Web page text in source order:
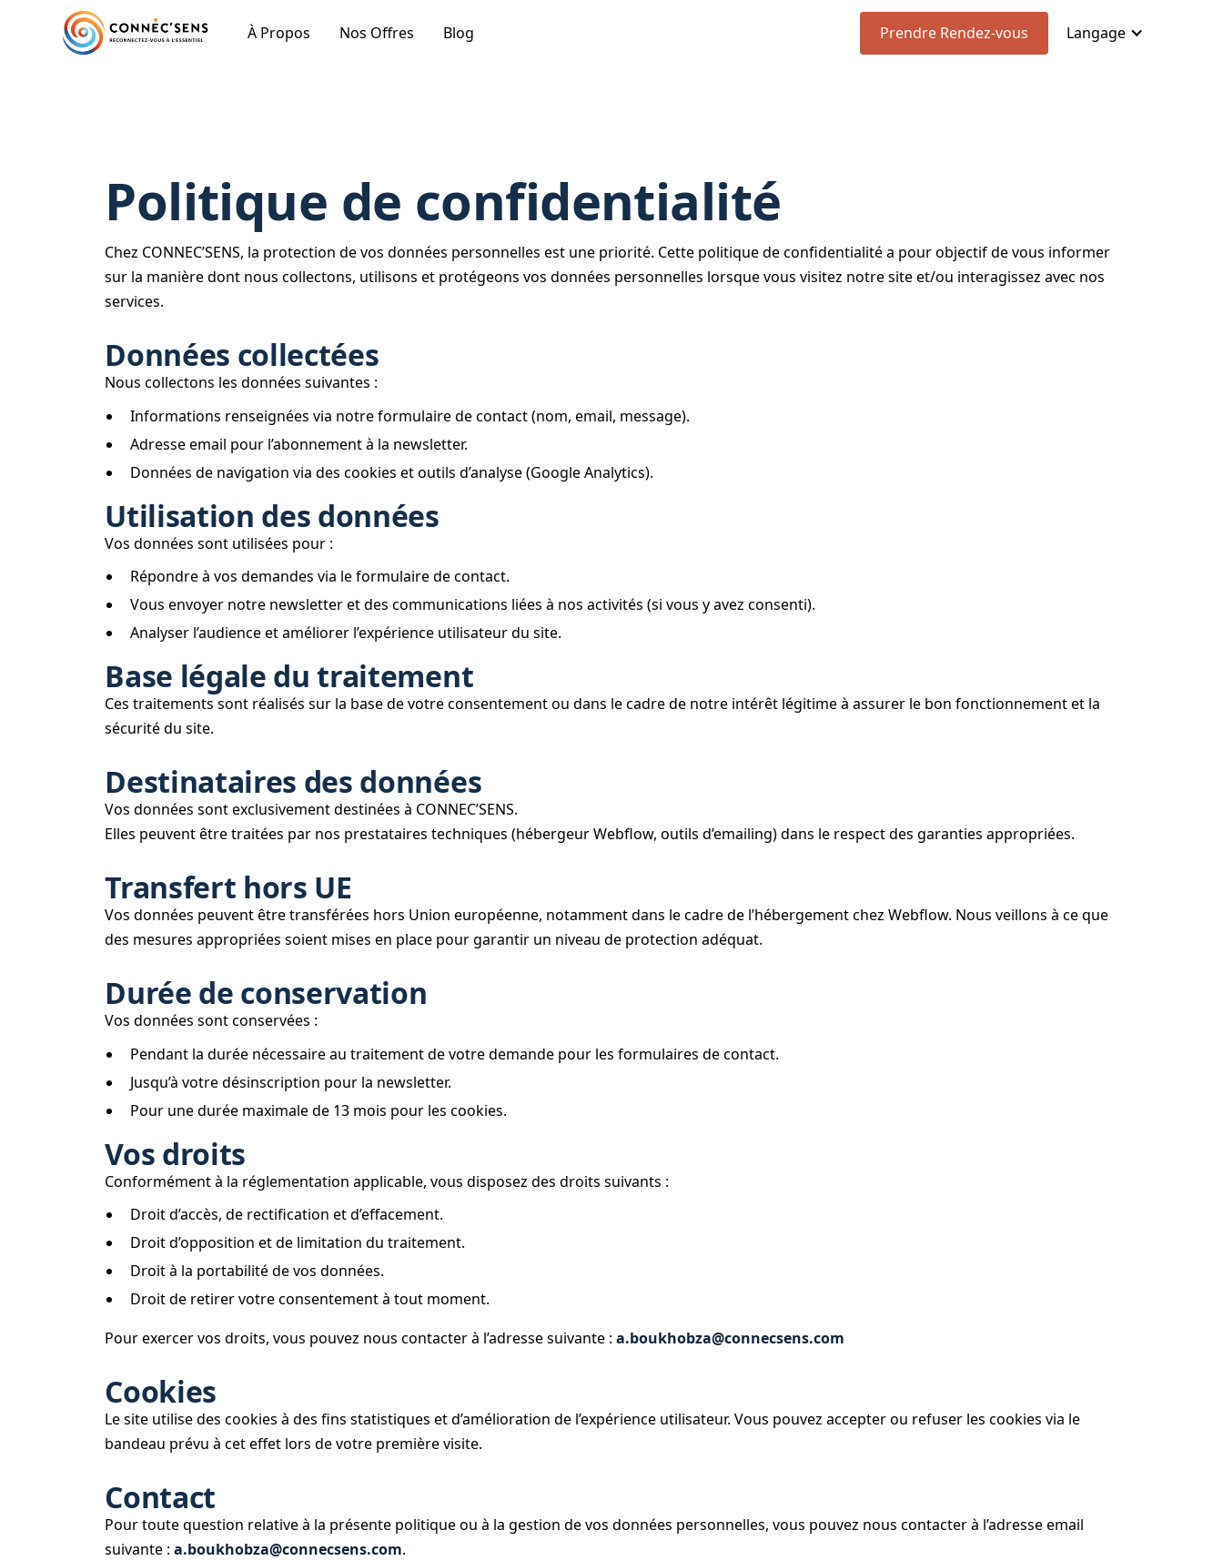
À Propos Nos Offres Blog Prendre Rendez-vous Langage
Politique de confidentialité
Chez CONNEC’SENS, la protection de vos données personnelles est une priorité. Cette politique de confidentialité a pour objectif de vous informer
sur la manière dont nous collectons, utilisons et protégeons vos données personnelles lorsque vous visitez notre site et/ou interagissez avec nos
services.
Données collectées
Nous collectons les données suivantes :
Informations renseignées via notre formulaire de contact (nom, email, message).
Adresse email pour l’abonnement à la newsletter.
Données de navigation via des cookies et outils d’analyse (Google Analytics).
Utilisation des données
Vos données sont utilisées pour :
Répondre à vos demandes via le formulaire de contact.
Vous envoyer notre newsletter et des communications liées à nos activités (si vous y avez consenti).
Analyser l’audience et améliorer l’expérience utilisateur du site.
Base légale du traitement
Ces traitements sont réalisés sur la base de votre consentement ou dans le cadre de notre intérêt légitime à assurer le bon fonctionnement et la
sécurité du site.
Destinataires des données
Vos données sont exclusivement destinées à CONNEC’SENS.
Elles peuvent être traitées par nos prestataires techniques (hébergeur Webflow, outils d’emailing) dans le respect des garanties appropriées.
Transfert hors UE
Vos données peuvent être transférées hors Union européenne, notamment dans le cadre de l’hébergement chez Webflow. Nous veillons à ce que
des mesures appropriées soient mises en place pour garantir un niveau de protection adéquat.
Durée de conservation
Vos données sont conservées :
Pendant la durée nécessaire au traitement de votre demande pour les formulaires de contact.
Jusqu’à votre désinscription pour la newsletter.
Pour une durée maximale de 13 mois pour les cookies.
Vos droits
Conformément à la réglementation applicable, vous disposez des droits suivants :
Droit d’accès, de rectification et d’effacement.
Droit d’opposition et de limitation du traitement.
Droit à la portabilité de vos données.
Droit de retirer votre consentement à tout moment.
Pour exercer vos droits, vous pouvez nous contacter à l’adresse suivante :a.boukhobza@connecsens.com
Cookies
Le site utilise des cookies à des fins statistiques et d’amélioration de l’expérience utilisateur. Vous pouvez accepter ou refuser les cookies via le
bandeau prévu à cet effet lors de votre première visite.
Contact
Pour toute question relative à la présente politique ou à la gestion de vos données personnelles, vous pouvez nous contacter à l’adresse email
suivante :a.boukhobza@connecsens.com.